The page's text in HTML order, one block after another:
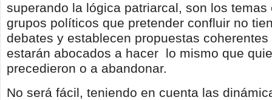
superando la lógica patriarcal, son los temas
grupos políticos que pretender confluir no
debates y establecen propuestas
estarán abocados a hacer lo mismo que
precedieron o a abandonar.
No será fácil, teniendo en cuenta las